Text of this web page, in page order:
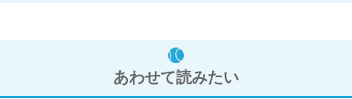
あわせて読みたい